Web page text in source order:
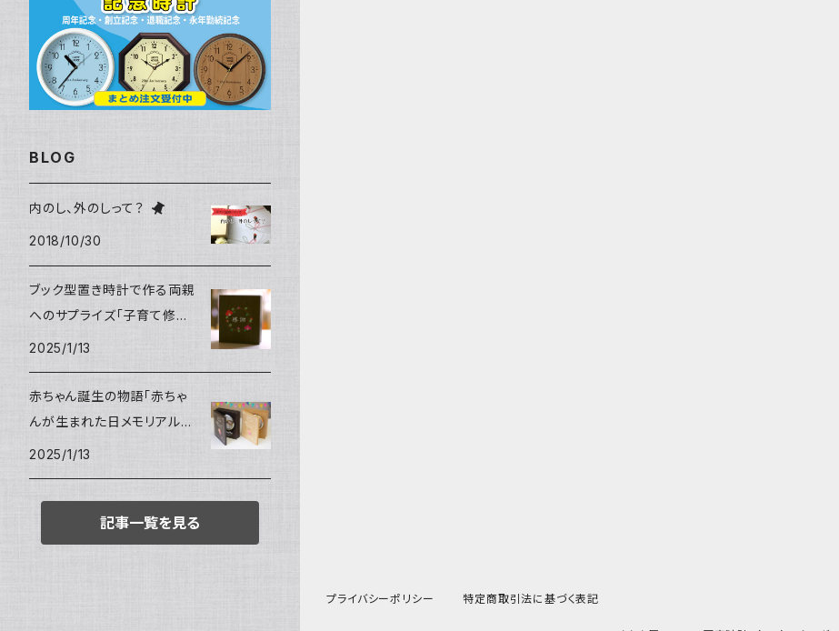
BLOG
内のし、外のしって？
2018/10/30
ブック型置き時計で作る両親
へのサプライズ「子育て修了
証」
2025/1/13
赤ちゃん誕生の物語「赤ちゃ
んが生まれた日メモリアルク
ロック」
2025/1/13
記事一覧を見る
プライバシーポリシー 特定商取引法に基づく表記